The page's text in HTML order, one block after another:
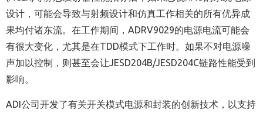
设计，可能会导致与射频设计和仿真工作相关的所有优异成
果均付诸东流。在工作期间，ADRV9029的电源电流可能会
有很大变化，尤其是在TDD模式下工作时。如果不对电源噪
声加以控制，则甚至会让JESD204B/JESD204C链路性能受到
影响。
ADI公司开发了有关开关模式电源和封装的创新技术，以支持